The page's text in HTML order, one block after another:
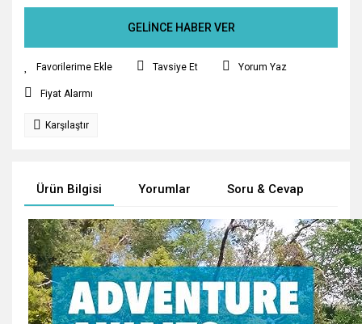
GELİNCE HABER VER
Tavsiye Et Yorum Yaz
Fiyat Alarmı
Karşılaştır
Ürün Bilgisi Yorumlar Soru & Cevap